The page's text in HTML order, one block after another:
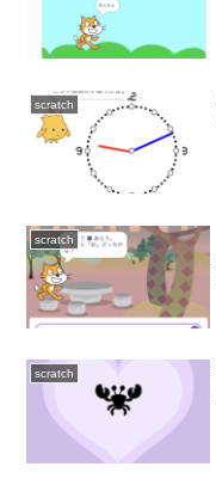
scratch
scratch
scratch